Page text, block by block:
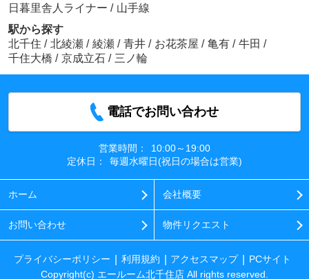
日暮里舎人ライナー / 山手線
駅から探す
北千住 / 北綾瀬 / 綾瀬 / 青井 / お花茶屋 / 亀有 / 牛田 /
千住大橋 / 京成立石 / 三ノ輪
電話でお問い合わせ
営業時間：
10:00～19:00
定休日：
毎週水曜日(祝日の場合は営業)
ホーム 会社概要
お問い合わせ 物件リクエスト
プライバシーポリシー 利用規約 アクセスマップ
PCサイト
Copyright(c) エールーム北千住店 All rights reserved.